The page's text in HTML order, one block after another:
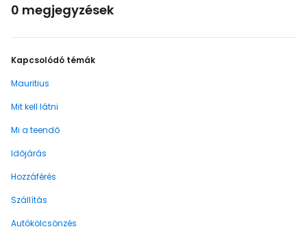
0 megjegyzések
Kapcsolódó témák
Mauritius
Mit kell látni
Mi a teendő
Időjárás
Hozzáférés
Szállítás
Autókölcsönzés